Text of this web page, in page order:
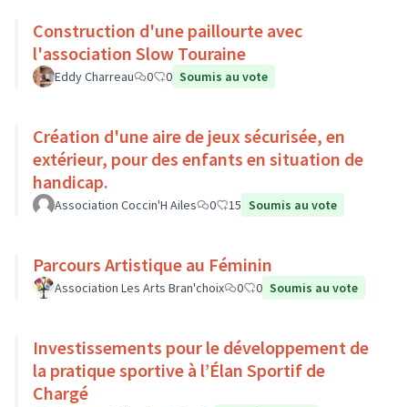
Construction d'une paillourte avec
l'association Slow Touraine
Eddy Charreau 0 0 Soumis au vote
Création d'une aire de jeux sécurisée, en
extérieur, pour des enfants en situation de
handicap.
Association Coccin'H Ailes 0 15 Soumis au vote
Parcours Artistique au Féminin
Association Les Arts Bran'choix 0 0 Soumis au vote
Investissements pour le développement de
la pratique sportive à l’Élan Sportif de
Chargé